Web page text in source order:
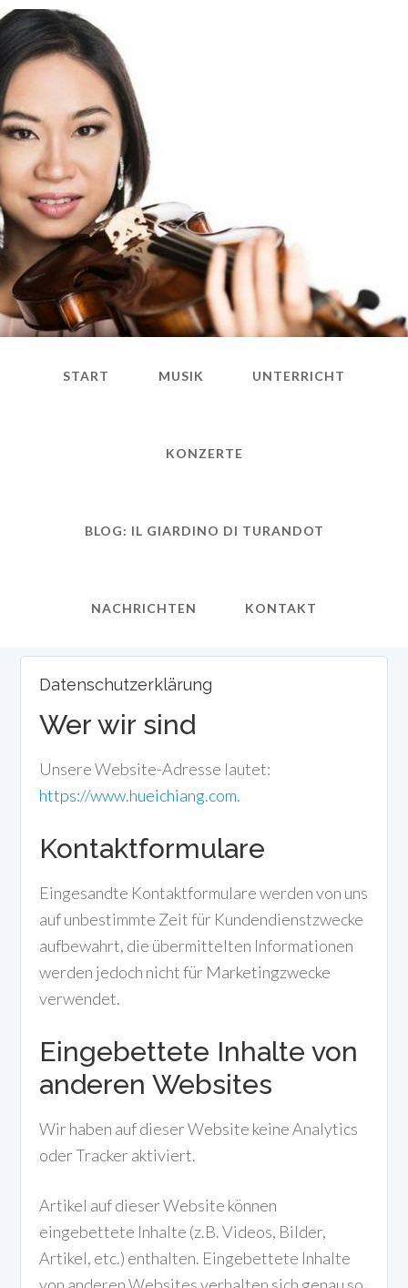
START MUSIK UNTERRICHT
KONZERTE
BLOG: IL GIARDINO DI TURANDOT
NACHRICHTEN KONTAKT
Datenschutzerklärung
Wer wir sind
Unsere Website-Adresse lautet:
https://www.hueichiang.com.
Kontaktformulare
Eingesandte Kontaktformulare werden von uns
auf unbestimmte Zeit für Kundendienstzwecke
aufbewahrt, die übermittelten Informationen
werden jedoch nicht für Marketingzwecke
verwendet.
Eingebettete Inhalte von
anderen Websites
Wir haben auf dieser Website keine Analytics
oder Tracker aktiviert.
Artikel auf dieser Website können
eingebettete Inhalte (z.B. Videos, Bilder,
Artikel, etc.) enthalten. Eingebettete Inhalte